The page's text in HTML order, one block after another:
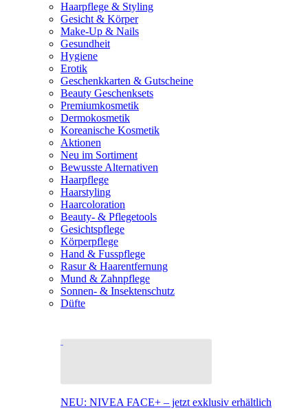
Haarpflege & Styling
Gesicht & Körper
Make-Up & Nails
Gesundheit
Hygiene
Erotik
Geschenkkarten & Gutscheine
Beauty Geschenksets
Premiumkosmetik
Dermokosmetik
Koreanische Kosmetik
Aktionen
Neu im Sortiment
Bewusste Alternativen
Haarpflege
Haarstyling
Haarcoloration
Beauty- & Pflegetools
Gesichtspflege
Körperpflege
Hand & Fusspflege
Rasur & Haarentfernung
Mund & Zahnpflege
Sonnen- & Insektenschutz
Düfte
NEU: NIVEA FACE+ – jetzt exklusiv erhältlich